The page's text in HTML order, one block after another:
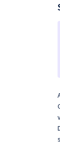
Questões
Conteúdo